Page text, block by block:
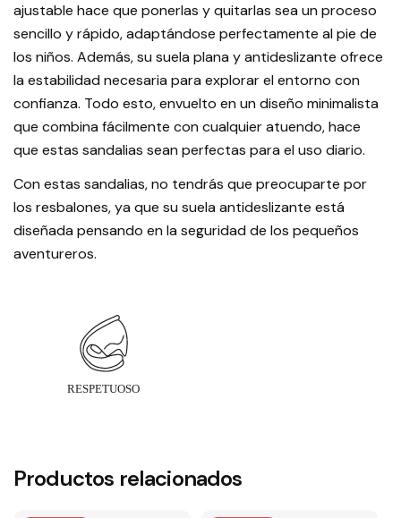
ajustable hace que ponerlas y quitarlas sea un proceso
sencillo y rápido, adaptándose perfectamente al pie de
los niños. Además, su suela plana y antideslizante ofrece
la estabilidad necesaria para explorar el entorno con
confianza. Todo esto, envuelto en un diseño minimalista
que combina fácilmente con cualquier atuendo, hace
que estas sandalias sean perfectas para el uso diario.
Con estas sandalias, no tendrás que preocuparte por
los resbalones, ya que su suela antideslizante está
diseñada pensando en la seguridad de los pequeños
aventureros.
Productos relacionados